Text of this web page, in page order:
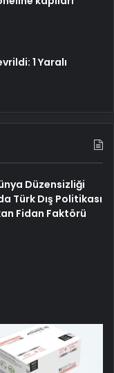
1 Yaralı
Düzensizliği
Türk Dış Politikası
Fidan Faktörü